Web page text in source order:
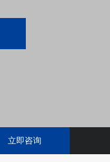
立即咨询